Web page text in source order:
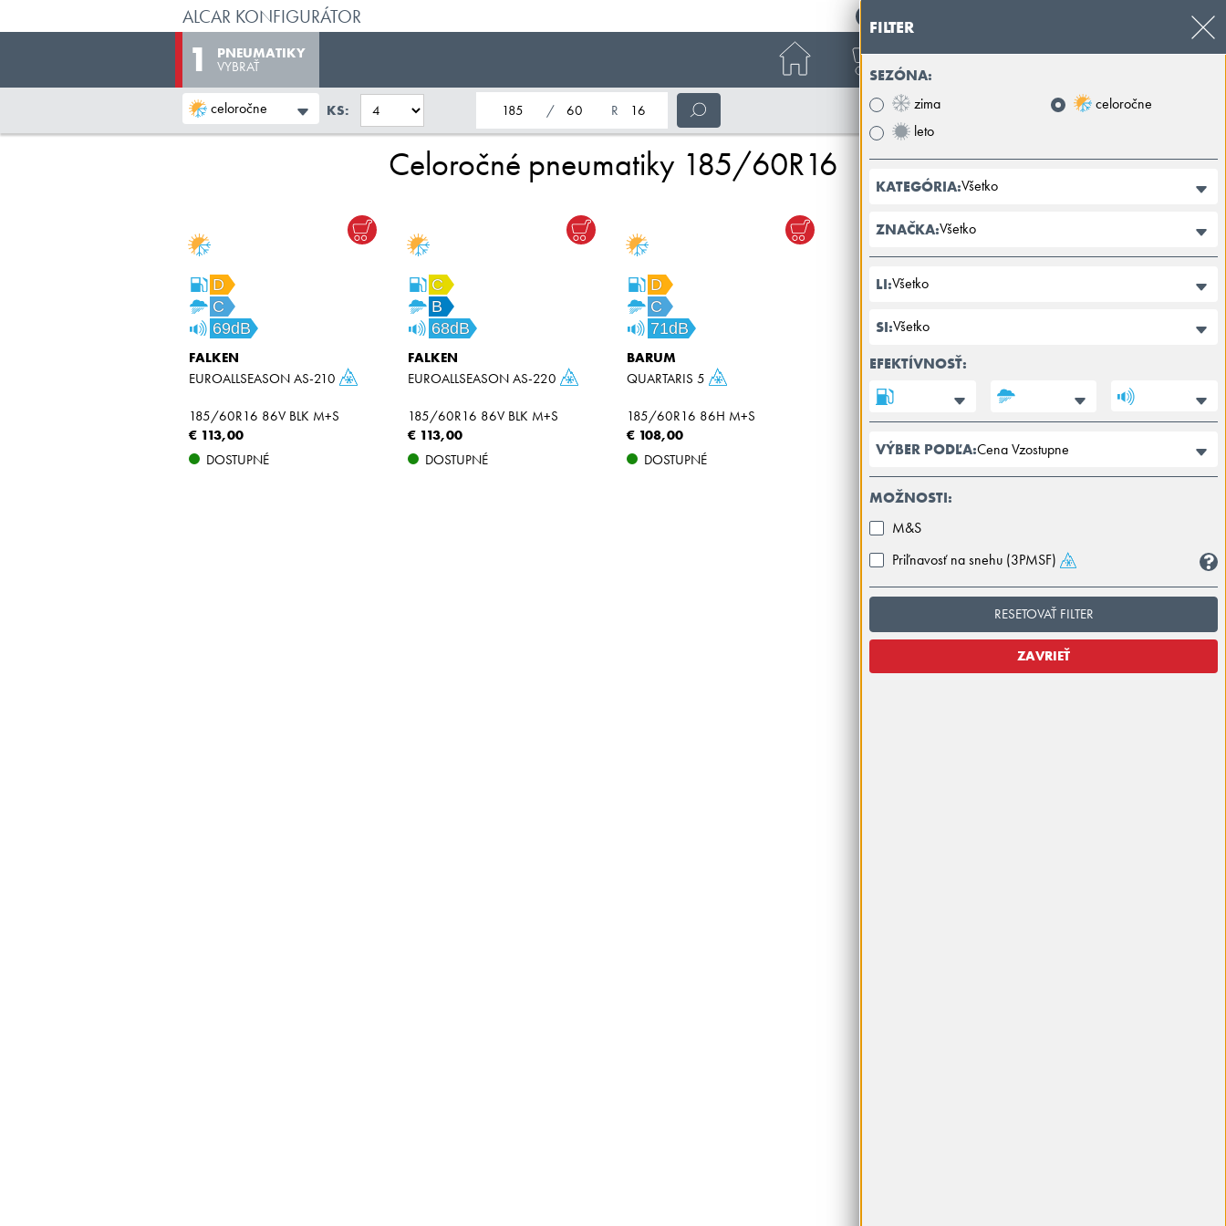
ALCAR KONFIGURÁTOR +421 32 39 89 100
PNEUMATIKY
VYBRAŤ
celoročne KS:
nominálna šírka pneumatiky
profil pneumatikynominálny priemer pneumatiky
Celoročné pneumatiky 185/60R16
D
C
69dB
FALKEN
EUROALLSEASON AS-210
185/60R16 86V BLK M+S
€ 113,00
DOSTUPNÉ
C
B
68dB
FALKEN
EUROALLSEASON AS-220
185/60R16 86V BLK M+S
€ 113,00
DOSTUPNÉ
D
C
71dB
BARUM
QUARTARIS 5
185/60R16 86H M+S
€ 108,00
DOSTUPNÉ
FILTER
SEZÓNA:
zima
leto
celoročne
KATEGÓRIA:Všetko
ZNAČKA:Všetko
LI:Všetko
SI:Všetko
EFEKTÍVNOSŤ:
VÝBER PODĽA:Cena Vzostupne
MOŽNOSTI:
M&S
Priľnavosť na snehu (3PMSF)
RESETOVAŤ FILTER
ZAVRIEŤ